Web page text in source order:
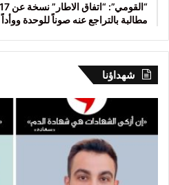
مطالبة بالتراجع عنه صوناً للوحدة ووأداً
شهداؤنا